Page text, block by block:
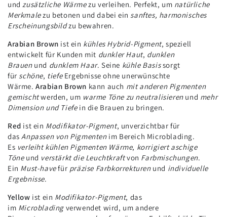
und zusätzliche Wärmezu verleihen. Perfekt, um natürliche
Merkmalezu betonen und dabei ein sanftes, harmonisches
Erscheinungsbildzu bewahren.
Arabian Brown ist ein kühles Hybrid-Pigment, speziell
entwickelt für Kunden mit dunkler Haut, dunklen
Brauenund dunklem Haar. Seine kühle Basissorgt
für schöne, tiefeErgebnisse ohne unerwünschte
Wärme.Arabian Brown kann auch mit anderen Pigmenten
gemischtwerden, um warme Töne zu neutralisierenund mehr
Dimension und Tiefein die Brauen zu bringen.
Red ist ein Modifikator-Pigment, unverzichtbar für
das Anpassen von Pigmentenim Bereich Microblading.
Es verleiht kühlen Pigmenten Wärme, korrigiert aschige
Töneund verstärkt die Leuchtkraftvon Farbmischungen.
Ein Must-havefür präzise Farbkorrekturenund individuelle
Ergebnisse.
Yellow ist ein Modifikator-Pigment, das
im Microblading verwendet wird, um andere